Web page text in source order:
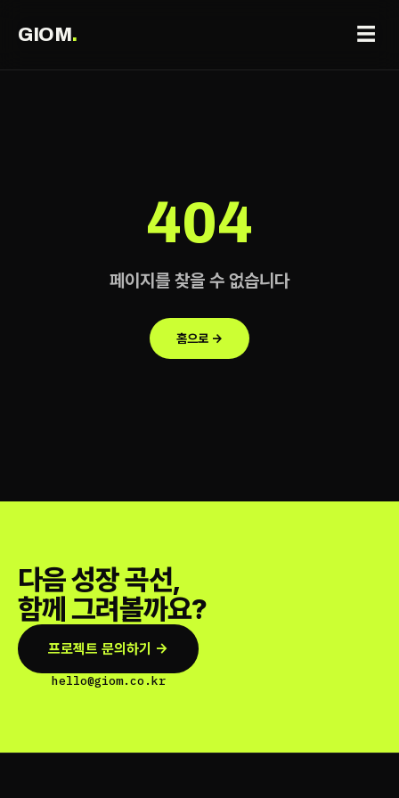
GIOM. ☰
404
페이지를 찾을 수 없습니다
홈으로 →
다음 성장 곡선,
함께 그려볼까요?
프로젝트 문의하기 →
hello@giom.co.kr